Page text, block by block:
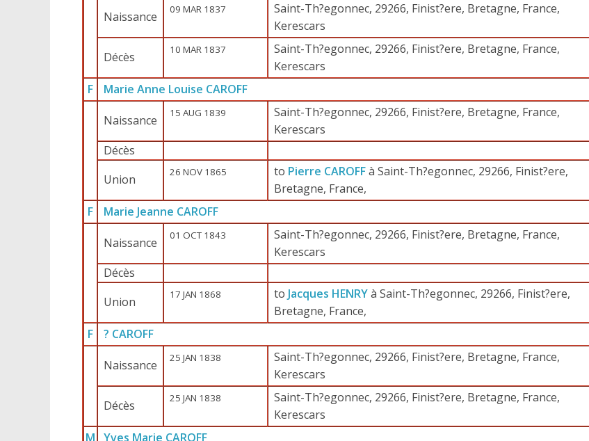
Naissance 09 MAR 1837
Saint-Th?egonnec, 29266, Finist?ere, Bretagne, France,
Kerescars
Décès 10 MAR 1837
Saint-Th?egonnec, 29266, Finist?ere, Bretagne, France,
Kerescars
F
Marie Anne Louise CAROFF
Naissance 15 AUG 1839
Saint-Th?egonnec, 29266, Finist?ere, Bretagne, France,
Kerescars
Décès
Union
26 NOV 1865 to Pierre CAROFFà Saint-Th?egonnec, 29266, Finist?ere,
Bretagne, France,
F
Marie Jeanne CAROFF
Naissance 01 OCT 1843
Saint-Th?egonnec, 29266, Finist?ere, Bretagne, France,
Kerescars
Décès
Union
17 JAN 1868 to Jacques HENRYà Saint-Th?egonnec, 29266, Finist?ere,
Bretagne, France,
F
? CAROFF
Naissance 25 JAN 1838
Saint-Th?egonnec, 29266, Finist?ere, Bretagne, France,
Kerescars
Décès 25 JAN 1838
Saint-Th?egonnec, 29266, Finist?ere, Bretagne, France,
Kerescars
M Yves Marie CAROFF